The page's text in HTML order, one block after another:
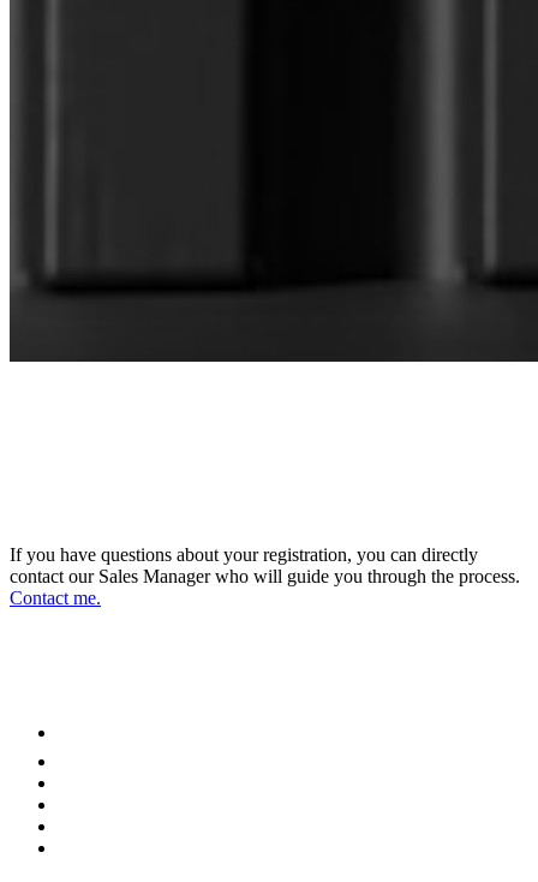
If you have questions about your registration, you can directly
contact our Sales Manager who will guide you through the process.
Contact me.